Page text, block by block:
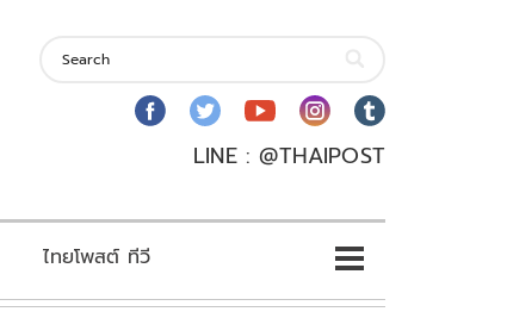
LINE : @THAIPOST
ไทยโพสต์ ทีวี